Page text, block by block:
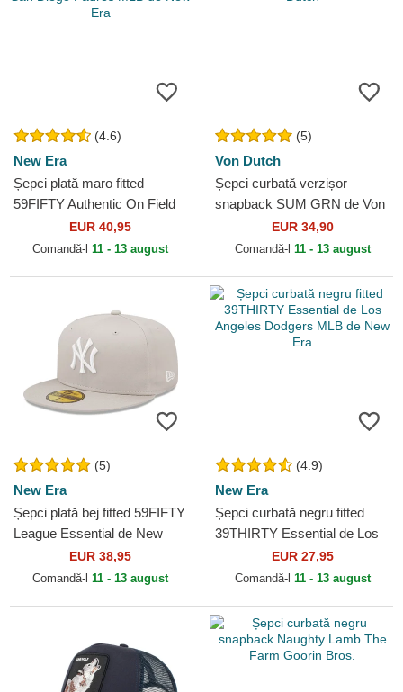
(4.6)
New Era
Șepci plată maro fitted
59FIFTY Authentic On Field
de San Diego Padres MLB
de New Era
EUR 40,95
Comandă-l 11 - 13 august
(5)
Von Dutch
Șepci curbată verzișor
snapback SUM GRN de Von
EUR 34,90
Comandă-l 11 - 13 august
(5)
New Era
Șepci plată bej fitted 59FIFTY
League Essential de New
York Yankees MLB de New
Era
EUR 38,95
Comandă-l 11 - 13 august
(4.9)
New Era
Șepci curbată negru fitted
39THIRTY Essential de Los
Angeles Dodgers MLB de
New Era
EUR 27,95
Comandă-l 11 - 13 august